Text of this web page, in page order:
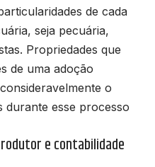
de cada
seja pecuária,
Propriedades que
de uma adoção
o
durante esse processo
e contabilidade